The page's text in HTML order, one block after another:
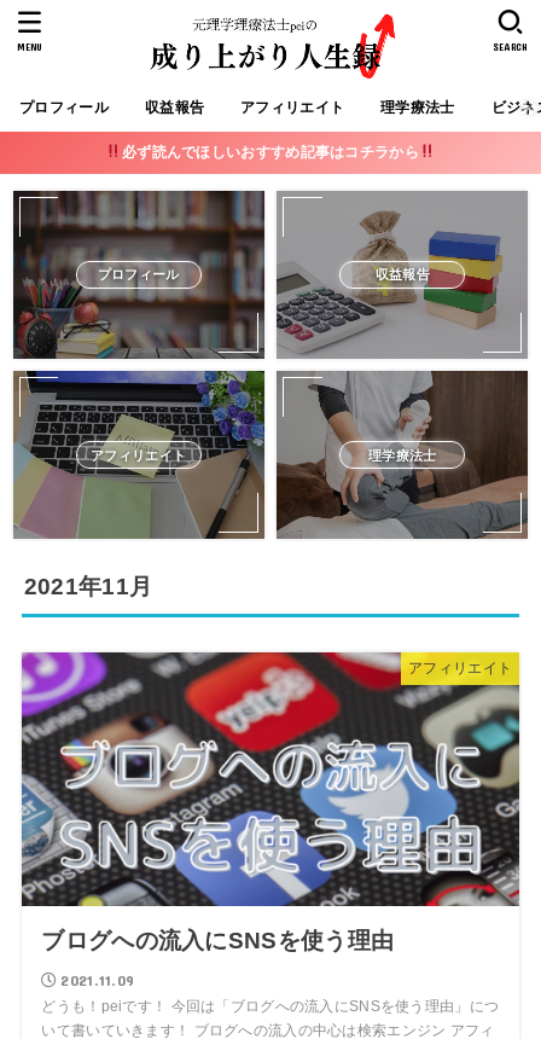
プロフィール 収益報告 アフィリエイト 理学療法士 ビジネ
SEARCH
MENU
必ず読んでほしいおすすめ記事はコチラから
プロフィール 収益報告
アフィリエイト 理学療法士
2021年11月
アフィリエイト
ブログへの流入にSNSを使う理由
2021.11.09
どうも！peiです！ 今回は「ブログへの流入にSNSを使う理由」につ
いて書いていきます！ ブログへの流入の中心は検索エンジン アフィ